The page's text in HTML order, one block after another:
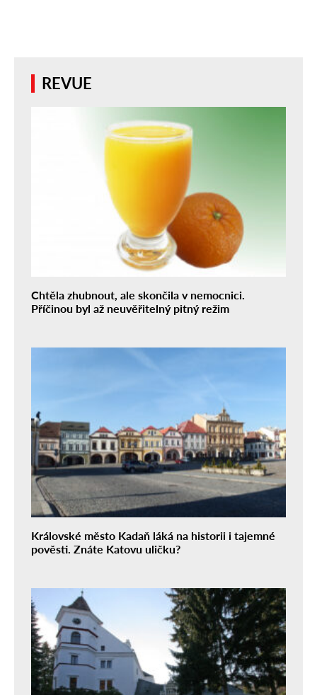
REVUE
Chtěla zhubnout, ale skončila v nemocnici.
Příčinou byl až neuvěřitelný pitný režim
Královské město Kadaň láká na historii i tajemné
pověsti. Znáte Katovu uličku?